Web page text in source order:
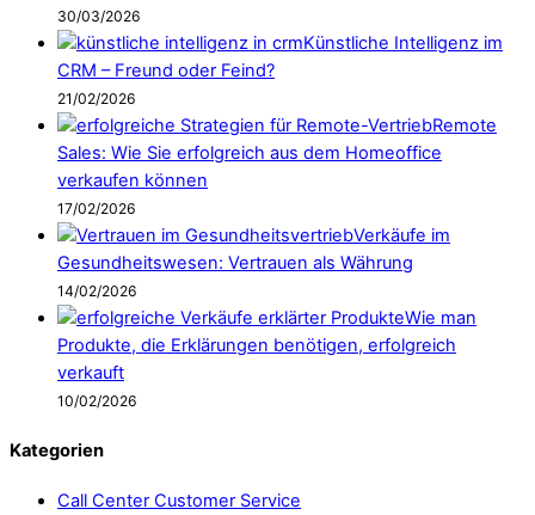
30/03/2026
Künstliche Intelligenz im
CRM – Freund oder Feind?
21/02/2026
Remote
Sales: Wie Sie erfolgreich aus dem Homeoffice
verkaufen können
17/02/2026
Verkäufe im
Gesundheitswesen: Vertrauen als Währung
14/02/2026
Wie man
Produkte, die Erklärungen benötigen, erfolgreich
verkauft
10/02/2026
Kategorien
Call Center Customer Service